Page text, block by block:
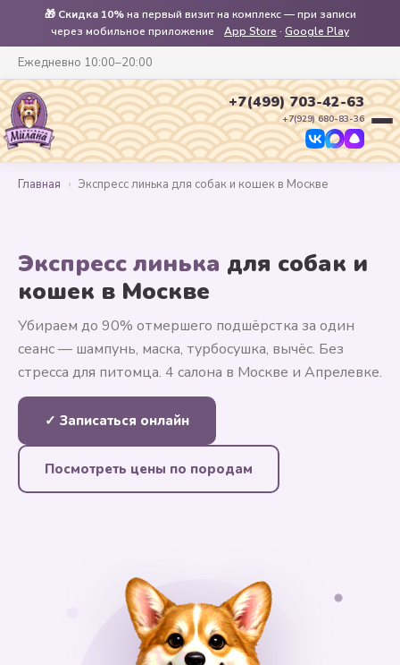
🎁 Скидка 10%на первый визит на комплекс — при записи
через мобильное приложение
App Store · Google Play
Ежедневно 10:00–20:00
+7(499) 703-42-63
+7(929) 680-83-36
Главная › Экспресс линька для собак и кошек в Москве
Экспресс линька для собак и
кошек в Москве
Убираем до 90% отмершего подшёрстка за один
сеанс — шампунь, маска, турбосушка, вычёс. Без
стресса для питомца. 4 салона в Москве и Апрелевке.
✓ Записаться онлайн
Посмотреть цены по породам